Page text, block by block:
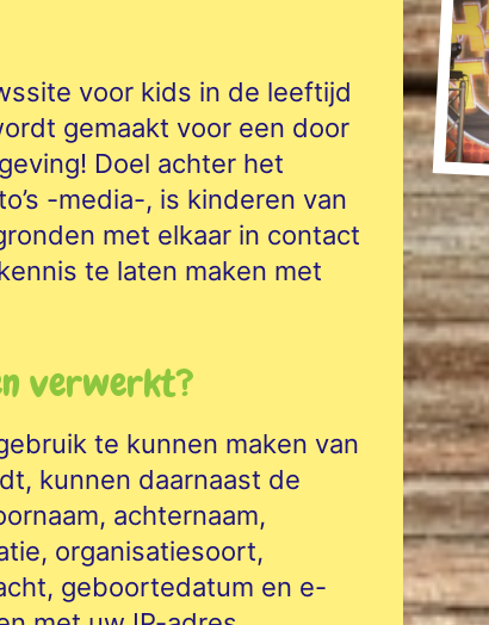
voor kids in de leeftijd
gemaakt voor een door
Doel achter het
-media-, is kinderen van
met elkaar in contact
te laten maken met
verwerkt?
te kunnen maken van
kunnen daarnaast de
achternaam,
organisatiesoort,
geboortedatum en e-